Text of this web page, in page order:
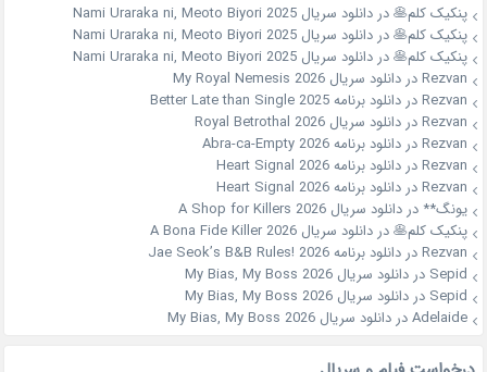
پنکیک کلم🥞دردانلود سریال Nami Uraraka ni, Meoto Biyori 2025
پنکیک کلم🥞دردانلود سریال Nami Uraraka ni, Meoto Biyori 2025
پنکیک کلم🥞دردانلود سریال Nami Uraraka ni, Meoto Biyori 2025
Rezvanدردانلود سریال My Royal Nemesis 2026
Rezvanدردانلود برنامه Better Late than Single 2025
Rezvanدردانلود سریال Royal Betrothal 2026
Rezvanدردانلود برنامه Abra-ca-Empty 2026
Rezvanدردانلود برنامه Heart Signal 2026
Rezvanدردانلود برنامه Heart Signal 2026
یونگ** دردانلود سریال A Shop for Killers 2026
پنکیک کلم🥞دردانلود سریال A Bona Fide Killer 2026
Rezvanدردانلود برنامه Jae Seok’s B&B Rules! 2026
Sepid دردانلود سریال My Bias, My Boss 2026
Sepid دردانلود سریال My Bias, My Boss 2026
Adelaideدردانلود سریال My Bias, My Boss 2026